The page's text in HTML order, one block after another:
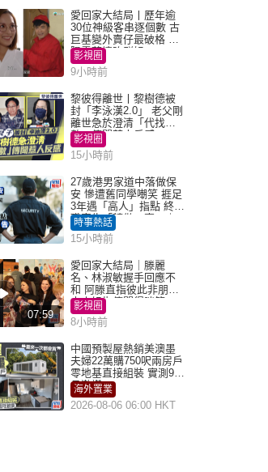
愛回家大結局丨歷年逾
30位神級客串逐個數 古
巨基變外賣仔最破格 歐
陽震華情陷群姐
影視圈
9小時前
黎彼得離世丨黎樹德被
封「李泳漢2.0」 老父剛
離世急於澄清「代找卡
數」傳聞惹人反感
影視圈
15小時前
27歲港男家道中落做保
安 慘遭舊同學嘲笑 捱足
3年遇「高人」指點 終辭
職宣告「轉做一事」｜
Juicy叮
時事熱話
15小時前
07:59
愛回家大結局｜滕麗
名、林淑敏握手回應不
和 阿滕直指彼此非朋友
大小姐指傳聞得啖笑
影視圈
8小時前
中國預製屋熱銷美澳墨
夫婦22萬購750呎兩房戶
零地基直接組裝 實測9個
月激讚
海外置業
2026-08-06 06:00 HKT